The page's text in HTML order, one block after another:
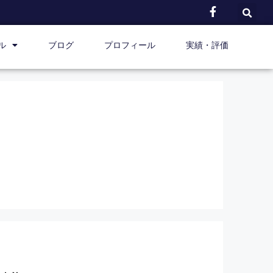
ブログ プロフィール 実績・評価